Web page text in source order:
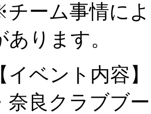
ーム事情に
あります。
【イベント内容】
奈良クラブブ